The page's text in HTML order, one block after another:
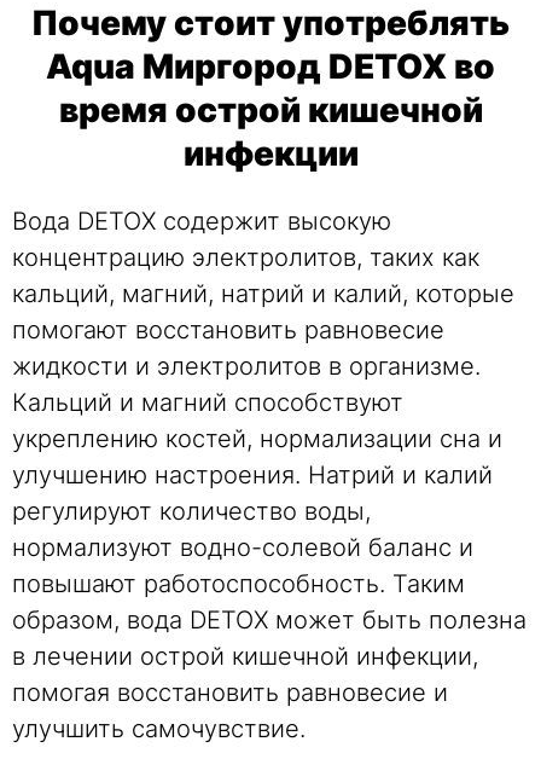
Почему стоит употреблять
Aqua Миргород DETOX во
время острой кишечной
инфекции
Вода DETOX содержит высокую
концентрацию электролитов, таких как
кальций, магний, натрий и калий, которые
помогают восстановить равновесие
жидкости и электролитов в организме.
Кальций и магний способствуют
укреплению костей, нормализации сна и
улучшению настроения. Натрий и калий
регулируют количество воды,
нормализуют водно-солевой баланс и
повышают работоспособность. Таким
образом, вода DETOX может быть полезна
в лечении острой кишечной инфекции,
помогая восстановить равновесие и
улучшить самочувствие.